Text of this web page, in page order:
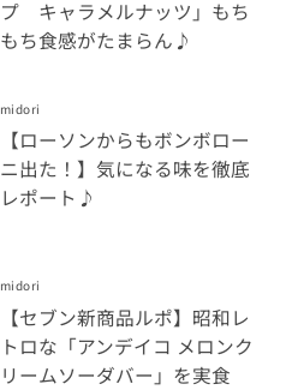
プ キャラメルナッツ」もち
もち食感がたまらん♪
midori
【ローソンからもボンボロー
ニ出た！】気になる味を徹底
レポート♪
midori
【セブン新商品ルポ】昭和レ
トロな「アンデイコ メロンク
リームソーダバー」を実食